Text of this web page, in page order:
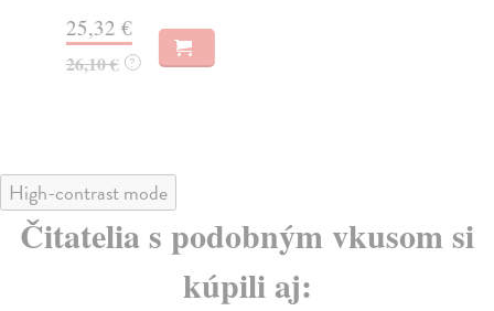
25,32 €
26,10 € ?
High-contrast mode
Čitatelia s podobným vkusom si
kúpili aj: